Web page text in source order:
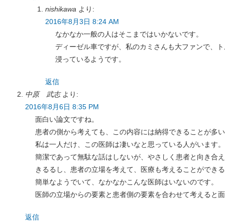
nishikawa より:
2016年8月3日 8:24 AM
なかなか一般の人はそこまではいかないです。
ディーゼル車ですが、私のカミさんも大ファンで、
浸っているようです。
返信
中原 武志 より:
2016年8月6日 8:35 PM
面白い論文ですね。
患者の側から考えても、この内容には納得できることが
私は一人だけ、この医師は凄いなと思っている人がいます。
簡潔であって無駄な話はしないが、やさしく患者と向き合
きるるし、患者の立場を考えて、医療も考えることができ
簡単なようでいて、なかなかこんな医師はいないのです。
医師の立場からの要素と患者側の要素を合わせて考えると
返信